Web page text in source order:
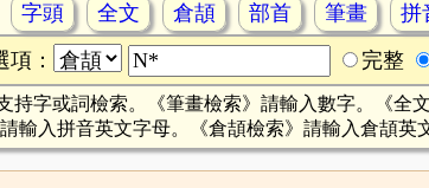
字頭 全文 倉頡 部首 筆畫 拼
項：
完整
持字或詞檢索。《筆畫檢索》請輸入數字。《全
請輸入拼音英文字母。《倉頡檢索》請輸入倉頡英